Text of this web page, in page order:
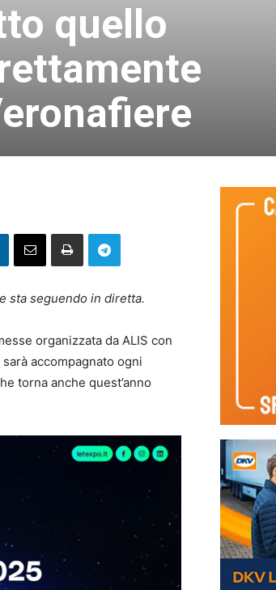
quello
sta seguendo in diretta.
organizzata da ALIS con
sarà accompagnato ogni
torna anche quest’anno